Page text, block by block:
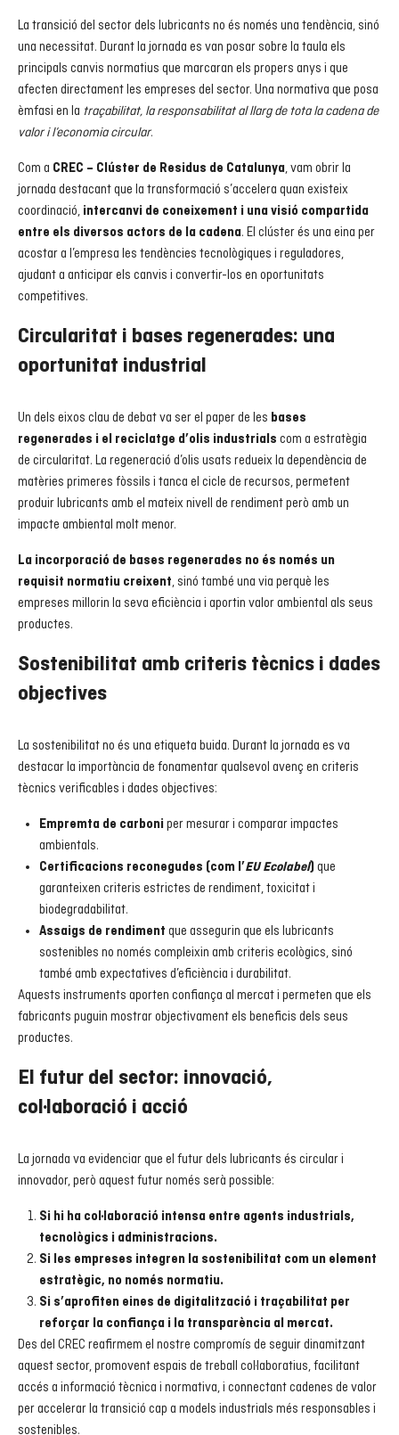
La transició del sector dels lubricants no és només una tendència, sinó
una necessitat. Durant la jornada es van posar sobre la taula els
principals canvis normatius que marcaran els propers anys i que
afecten directament les empreses del sector. Una normativa que posa
èmfasi en la traçabilitat, la responsabilitat al llarg de tota la cadena de
valor i l’economia circular.
Com a CREC – Clúster de Residus de Catalunya, vam obrir la
jornada destacant que la transformació s’accelera quan existeix
coordinació, intercanvi de coneixement i una visió compartida
entre els diversos actors de la cadena. El clúster és una eina per
acostar a l’empresa les tendències tecnològiques i reguladores,
ajudant a anticipar els canvis i convertir-los en oportunitats
competitives.
Circularitat i bases regenerades: una
oportunitat industrial
Un dels eixos clau de debat va ser el paper de les bases
regenerades i el reciclatge d’olis industrials com a estratègia
de circularitat. La regeneració d’olis usats redueix la dependència de
matèries primeres fòssils i tanca el cicle de recursos, permetent
produir lubricants amb el mateix nivell de rendiment però amb un
impacte ambiental molt menor.
La incorporació de bases regenerades no és només un
requisit normatiu creixent, sinó també una via perquè les
empreses millorin la seva eficiència i aportin valor ambiental als seus
productes.
Sostenibilitat amb criteris tècnics i dades
objectives
La sostenibilitat no és una etiqueta buida. Durant la jornada es va
destacar la importància de fonamentar qualsevol avenç en criteris
tècnics verificables i dades objectives:
Empremta de carboni per mesurar i comparar impactes
ambientals.
Certificacions reconegudes (com l’EU Ecolabel) que
garanteixen criteris estrictes de rendiment, toxicitat i
biodegradabilitat.
Assaigs de rendiment que assegurin que els lubricants
sostenibles no només compleixin amb criteris ecològics, sinó
també amb expectatives d’eficiència i durabilitat.
Aquests instruments aporten confiança al mercat i permeten que els
fabricants puguin mostrar objectivament els beneficis dels seus
productes.
El futur del sector: innovació,
col·laboració i acció
La jornada va evidenciar que el futur dels lubricants és circular i
innovador, però aquest futur només serà possible:
Si hi ha col·laboració intensa entre agents industrials,
tecnològics i administracions.
Si les empreses integren la sostenibilitat com un element
estratègic, no només normatiu.
Si s’aprofiten eines de digitalització i traçabilitat per
reforçar la confiança i la transparència al mercat.
Des del CREC reafirmem el nostre compromís de seguir dinamitzant
aquest sector, promovent espais de treball col·laboratius, facilitant
accés a informació tècnica i normativa, i connectant cadenes de valor
per accelerar la transició cap a models industrials més responsables i
sostenibles.